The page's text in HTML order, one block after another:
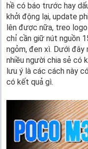
hề có báo trước hay
khởi động lại, update
lên được nữa, treo
chỉ cần giữ nút nguồn
ngỏm, đen xì. Dưới
nhiều người chia sẻ có
lưu ý là các cách này
có kết quả gì.